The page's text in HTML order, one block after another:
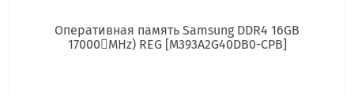
Оперативная память Samsung DDR4 16GB
17000񢋕MHz) REG [M393A2G40DB0-CPB]